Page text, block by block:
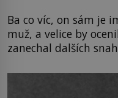
Ba co víc, on sám je
muž, a velice by
zanechal dalších